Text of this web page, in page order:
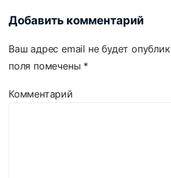
Добавить комментарий
Ваш адрес email не будет
поля помечены *
Комментарий